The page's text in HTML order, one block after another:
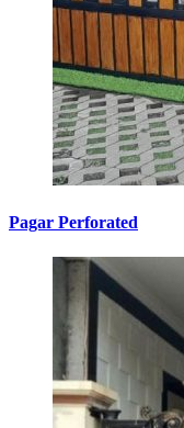
Pagar Perforated